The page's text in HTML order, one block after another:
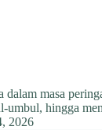
dalam masa
umbul, hingga
2026